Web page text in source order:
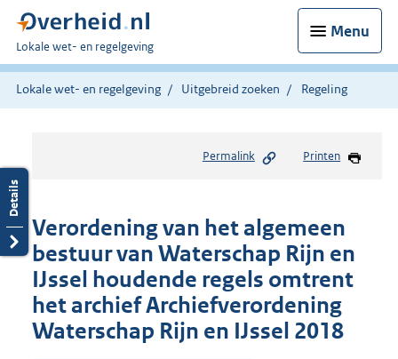
Menu
U
bent
hier:
Lokale wet- en regelgeving
Lokale wet- en regelgeving Uitgebreid zoeken Regeling
Permalink Printen
Verordening van het algemeen
bestuur van Waterschap Rijn en
IJssel houdende regels omtrent
het archief Archiefverordening
Waterschap Rijn en IJssel 2018